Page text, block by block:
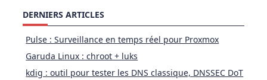
DERNIERS ARTICLES
Pulse : Surveillance en temps réel pour Proxmox
Garuda Linux : chroot + luks
kdig : outil pour tester les DNS classique, DNSSEC DoT